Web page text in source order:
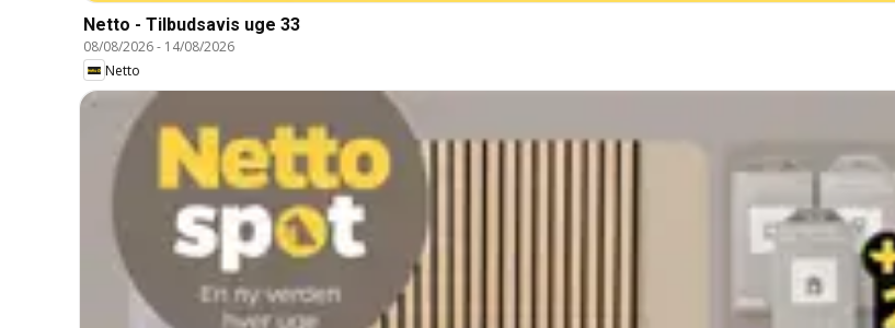
Netto - Tilbudsavis uge 33
08/08/2026- 14/08/2026
Netto